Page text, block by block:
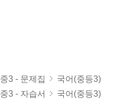
중3 - 문제집
국어(중등3)
중3 - 자습서
국어(중등3)